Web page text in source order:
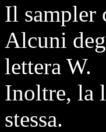
Il sampler
Alcuni
lettera W.
Inoltre, la
stessa.